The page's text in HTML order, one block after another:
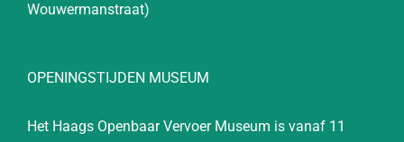
Wouwermanstraat)
OPENINGSTIJDEN MUSEUM
Het Haags Openbaar Vervoer Museum is vanaf 11